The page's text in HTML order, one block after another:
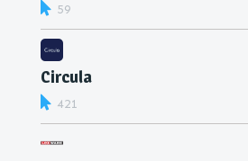
59
Circula
421